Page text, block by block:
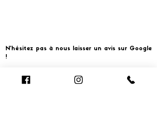
N'hésitez pas à nous laisser un avis sur Google
!